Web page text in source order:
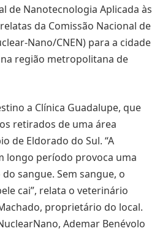
de Nanotecnologia Aplicada às
da Comissão Nacional de
Nano/CNEN) para a cidade
na região metropolitana de
a Clínica Guadalupe, que
retirados de uma área
de Eldorado do Sul. “A
longo período provoca uma
sangue. Sem sangue, o
cai”, relata o veterinário
proprietário do local.
Ademar Benévolo